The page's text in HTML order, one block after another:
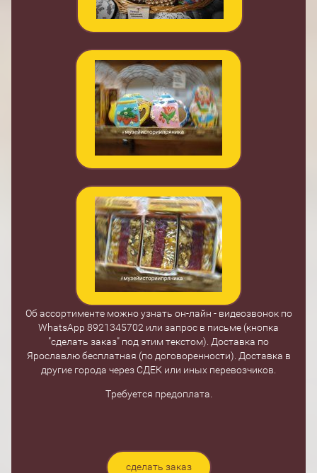
Об ассортименте можно узнать он-лайн - видеозвонок по
WhatsApp 8921345702 или запрос в письме (кнопка
"сделать заказ" под этим текстом). Доставка по
Ярославлю бесплатная (по договоренности). Доставка в
другие города через СДЕК или иных перевозчиков.
Требуется предоплата.
сделать заказ